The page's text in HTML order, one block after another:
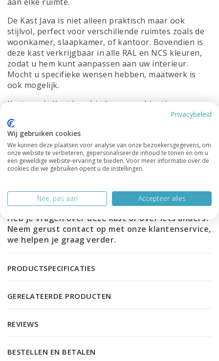
De Kast Java is niet alleen praktisch maar ook
stijlvol, perfect voor verschillende ruimtes zoals de
woonkamer, slaapkamer, of kantoor. Bovendien is
deze kast verkrijgbaar in alle RAL en NCS kleuren,
zodat u hem kunt aanpassen aan uw interieur.
Mocht u specifieke wensen hebben, maatwerk is
ook mogelijk.
Kortom, de Kast Java biedt een combinatie van
functionaliteit en esthetiek, wat hem tot een
waardevolle aanvulling op uw interieur maakt.
Afmetingen:
Breedte: 60cm
Hoogte: 210cm
Heb je vragen over deze kast of over iets anders?
Neem gerust contact op met onze klantenservice,
we helpen je graag verder.
PRODUCTSPECIFICATIES
GERELATEERDE PRODUCTEN
REVIEWS
BESTELLEN EN BETALEN
Privacybeleid
Wij gebruiken cookies
We kunnen deze plaatsen voor analyse van onze bezoekersgegevens, om
onze website te verbeteren, gepersonaliseerde inhoud te tonen en om u
een geweldige website-ervaring te bieden. Voor meer informatie over de
cookies die we gebruiken opent u de instellingen.
Nee, pas aan Accepteer alles